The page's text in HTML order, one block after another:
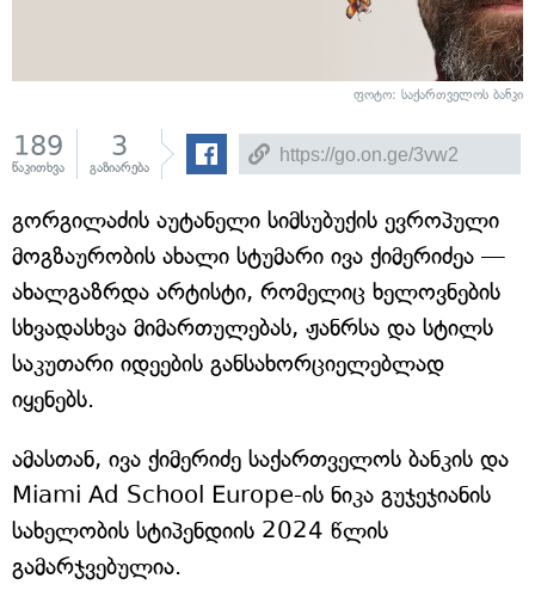
ფოტო: საქართველოს ბანკი
189
წაკითხვა
3
გაზიარება
გორგილაძის აუტანელი სიმსუბუქის ევროპული
მოგზაურობის ახალი სტუმარი ივა ქიმერიძეა —
ახალგაზრდა არტისტი, რომელიც ხელოვნების
სხვადასხვა მიმართულებას, ჟანრსა და სტილს
საკუთარი იდეების განსახორციელებლად
იყენებს.
ამასთან, ივა ქიმერიძე საქართველოს ბანკის და
Miami Ad School Europe-ის ნიკა გუჯეჯიანის
სახელობის სტიპენდიის 2024 წლის
გამარჯვებულია.